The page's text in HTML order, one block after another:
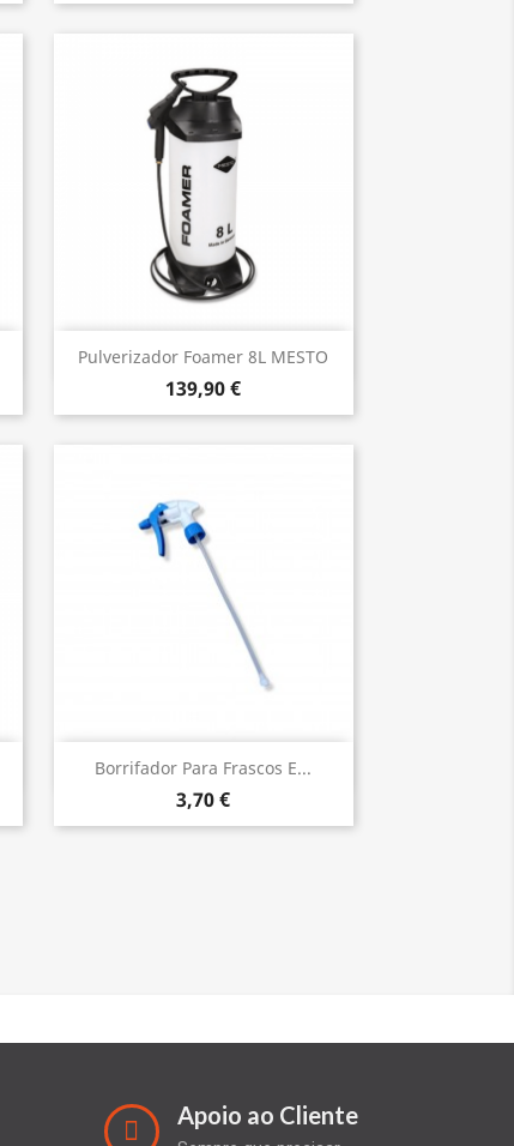
Pulverizador Foamer 8L MESTO
139,90 €
Vista rápida
Borrifador Para Frascos E...
3,70 €
Vista rápida
Apoio ao Cliente